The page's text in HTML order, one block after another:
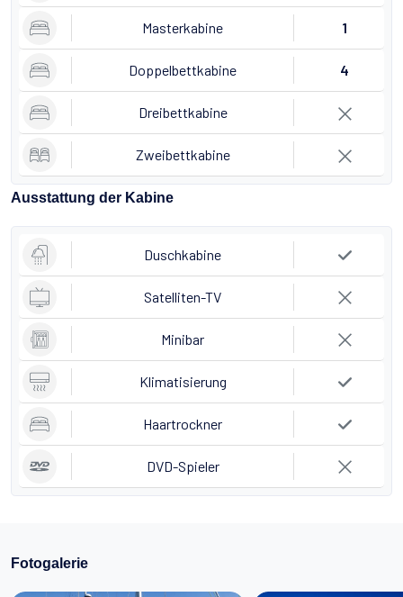
Masterkabine 1
Doppelbettkabine 4
Dreibettkabine
Zweibettkabine
Ausstattung der Kabine
Duschkabine
Satelliten-TV
Minibar
Klimatisierung
Haartrockner
DVD-Spieler
Fotogalerie